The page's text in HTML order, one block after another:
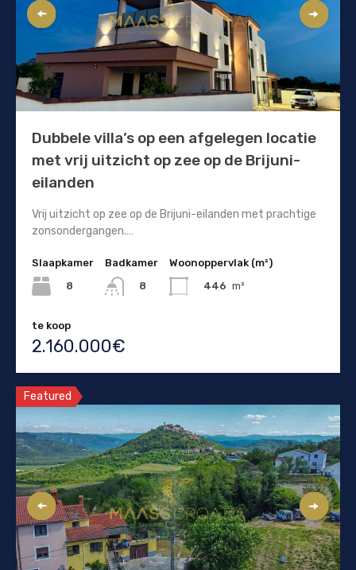
Dubbele villa’s op een afgelegen locatie
met vrij uitzicht op zee op de Brijuni-
eilanden
Vrij uitzicht op zee op de Brijuni-eilanden met prachtige
zonsondergangen.…
Slaapkamer
8
Badkamer
8
Woonoppervlak (m²)
446 m²
te koop
2.160.000€
Featured